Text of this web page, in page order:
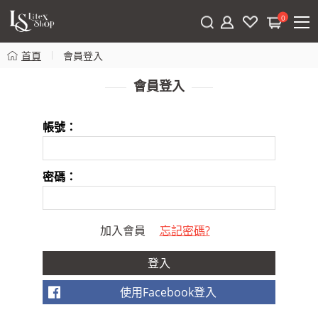
0
首頁 會員登入
會員登入
帳號：
密碼：
加入會員 忘記密碼?
使用Facebook登入